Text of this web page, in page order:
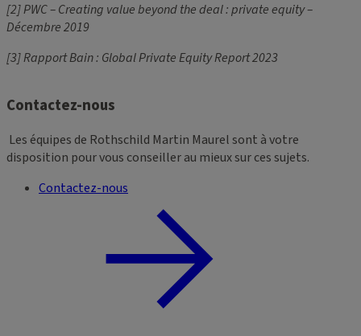
[2] PWC – Creating value beyond the deal : private equity –
Décembre 2019
[3] Rapport Bain : Global Private Equity Report 2023
Contactez-nous
Les équipes de Rothschild Martin Maurel sont à votre
disposition pour vous conseiller au mieux sur ces sujets.
Contactez-nous